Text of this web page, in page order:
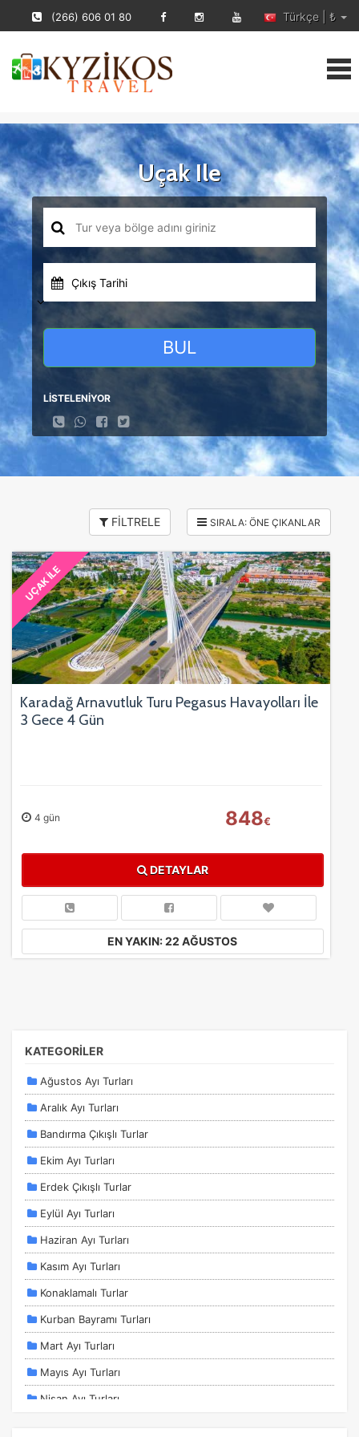
(266) 606 01 80 Türkçe | ₺
ÇEREZ KULLANIM AYARLARINIZ
Çerez tercihlerinizi
Daha fazla bilgi için
gizlilik koşullarınıinceleyebilirsiniz.
Zorunlu Çerezler HER ZAMAN AKTIF
Oturum yönetimi, güvenlik ve temel site işlevleri için
gereklidir. Bu çerezler olmadan site düzgün çalışmaz ve
Uçak Ile
Çıkış Tarihi
BUL
LİSTELENİYOR
FİLTRELE
UÇAK İLE
Karadağ Arnavutluk Turu Pegasus Havayolları İle
3 Gece 4 Gün
4 gün 848€
DETAYLAR
EN YAKIN: 22 AĞUSTOS
KATEGORİLER
Ağustos Ayı Turları
Aralık Ayı Turları
Bandırma Çıkışlı Turlar
Ekim Ayı Turları
Erdek Çıkışlı Turlar
Eylül Ayı Turları
Haziran Ayı Turları
Kasım Ayı Turları
Konaklamalı Turlar
Kurban Bayramı Turları
Mart Ayı Turları
Mayıs Ayı Turları
Nisan Ayı Turları